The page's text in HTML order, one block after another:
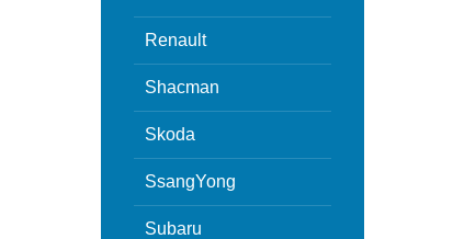
Renault
Shacman
Skoda
SsangYong
Subaru